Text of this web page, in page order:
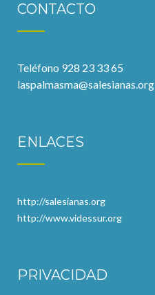
CONTACTO
Teléfono 928 23 33 65
laspalmasma@salesianas.org
ENLACES
http://salesianas.org
http://www.videssur.org
PRIVACIDAD